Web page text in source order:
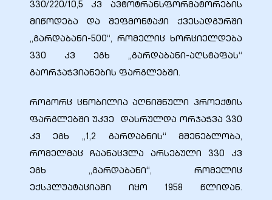
330/220/10,5 კვ ავტოტრანსფორმატორების
მიწოდება და შეფმონტაჟი ქვესადგურში
„გარდაბანი-500“, რომელიც ხორციელდება
330 კვ ეგხ „გარდაბანი-აღსტაფას“
გაორჯაჭვიანების ფარგლებში.
როგორც ცნობილია აღნიშნული პროექტის
ფარგლებში უკვე დასრულდა ორჯაჭვა 330
კვ ეგხ „1,2 გარდაბნის“ მშენებლობა,
რომელმაც ჩაანაცვლა არსებული 330 კვ
ეგხ „გარდაბანი“, რომელიც
ექსპლუატაციაში იყო 1958 წლიდან.